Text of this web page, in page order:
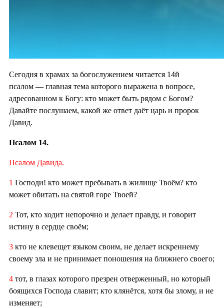
Сегодня в храмах за богослужением читается 14й
псалом — главная тема которого выражена в вопросе,
адресованном к Богу: кто может быть рядом с Богом?
Давайте послушаем, какой же ответ даёт царь и пророк
Давид.
Псалом 14.
Псалом Давида.
1 Господи! кто может пребывать в жилище Твоём? кто
может обитать на святой горе Твоей?
2 Тот, кто ходит непорочно и делает правду, и говорит
истину в сердце своём;
3 кто не клевещет языком своим, не делает искреннему
своему зла и не принимает поношения на ближнего своего;
4 тот, в глазах которого презрен отверженный, но который
боящихся Господа славит; кто клянётся, хотя бы злому, и не
изменяет;